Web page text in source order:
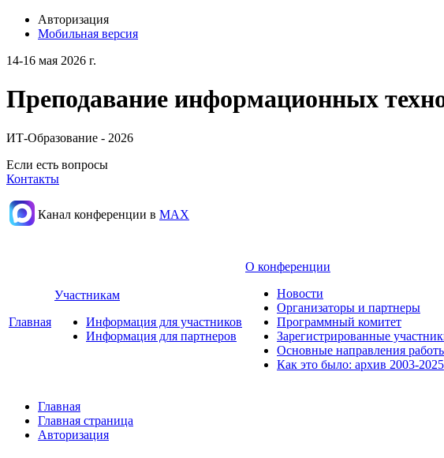
Авторизация
Мобильная версия
14-16 мая 2026 г.
Преподавание информационных
ИТ-Образование - 2026
Если есть вопросы
Контакты
Канал конференции в МАХ
Главная
Участникам
Информация для участников
Информация для партнеров
О конференции
Новости
Организаторы и партнеры
Программный комитет
Зарегистрированные
Основные направления
Как это было: архив 2003-2025
Главная
Главная страница
Авторизация